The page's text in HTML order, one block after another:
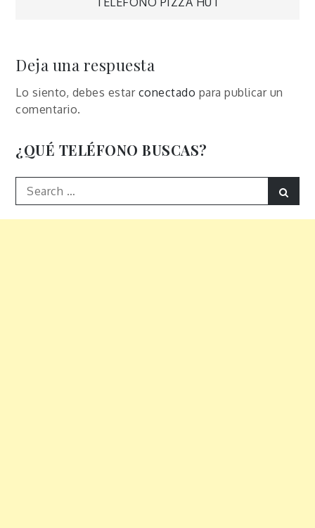
entradas
Deja una respuesta
Lo siento, debes estar conectado para publicar un
comentario.
¿QUÉ TELÉFONO BUSCAS?
Search
for: